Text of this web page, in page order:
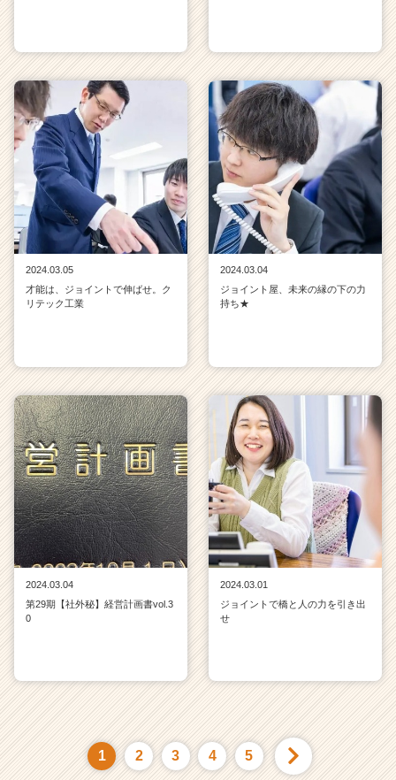
2024.03.05
才能は、ジョイントで伸ばせ。ク
リテック工業
2024.03.04
ジョイント屋、未来の縁の下の力
持ち★
2024.03.04
第29期【社外秘】経営計画書vol.3
0
2024.03.01
ジョイントで橋と人の力を引き出
せ
1 2 3 4 5